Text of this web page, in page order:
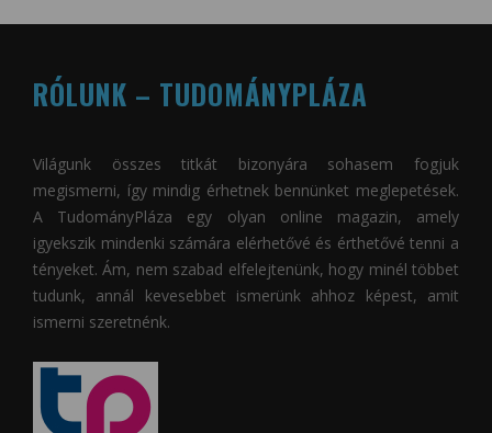
RÓLUNK – TUDOMÁNYPLÁZA
Világunk összes titkát bizonyára sohasem fogjuk
megismerni, így mindig érhetnek bennünket meglepetések.
A TudományPláza egy olyan online magazin, amely
igyekszik mindenki számára elérhetővé és érthetővé tenni a
tényeket. Ám, nem szabad elfelejtenünk, hogy minél többet
tudunk, annál kevesebbet ismerünk ahhoz képest, amit
ismerni szeretnénk.